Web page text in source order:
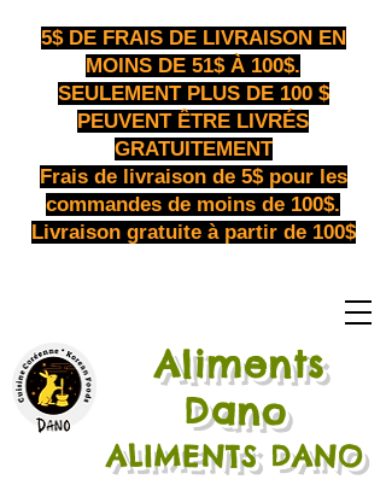
5$ DE FRAIS DE LIVRAISON EN
MOINS DE 51$ À 100$.
SEULEMENT PLUS DE 100 $
PEUVENT ÊTRE LIVRÉS
GRATUITEMENT
Frais de livraison de 5$ pour les
commandes de moins de 100$.
Livraison gratuite à partir de 100$
​Aliments
Dano
ALIMENTS DANO